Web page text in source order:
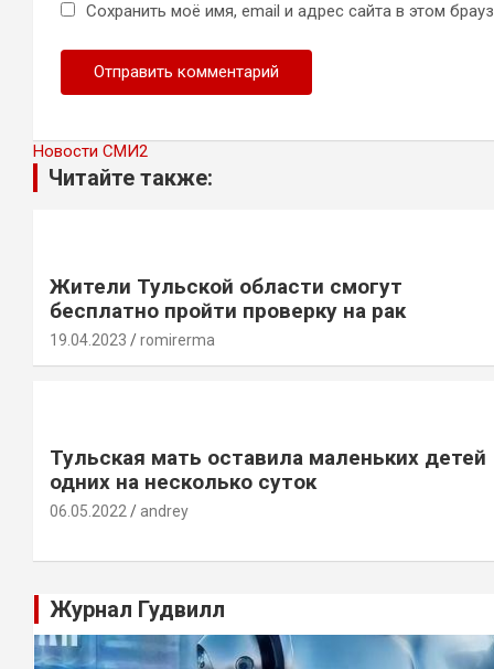
Сохранить моё имя, email и адрес сайта в этом
Новости СМИ2
Читайте также:
Жители Тульской области смогут
бесплатно пройти проверку на рак
19.04.2023 romirerma
Тульская мать оставила маленьких детей
одних на несколько суток
06.05.2022 andrey
Журнал Гудвилл